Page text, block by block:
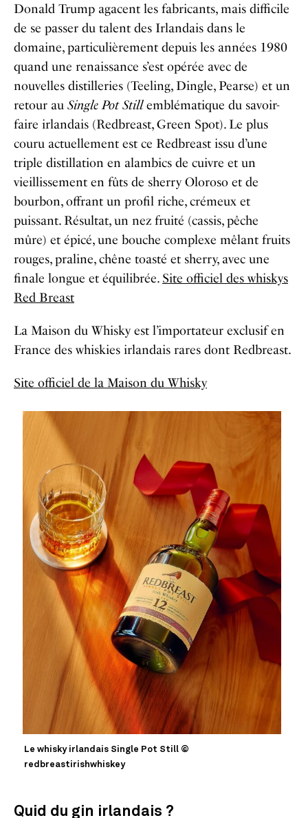
Donald Trump agacent les fabricants, mais difficile
de se passer du talent des Irlandais dans le
domaine, particulièrement depuis les années 1980
quand une renaissance s’est opérée avec de
nouvelles distilleries (Teeling, Dingle, Pearse) et un
retour au Single Pot Stillemblématique du savoir-
faire irlandais (Redbreast, Green Spot). Le plus
couru actuellement est ce Redbreast issu d’une
triple distillation en alambics de cuivre et un
vieillissement en fûts de sherry Oloroso et de
bourbon, offrant un profil riche, crémeux et
puissant. Résultat, un nez fruité (cassis, pêche
mûre) et épicé, une bouche complexe mêlant fruits
rouges, praline, chêne toasté et sherry, avec une
finale longue et équilibrée. Site officiel des whiskys
Red Breast
La Maison du Whisky est l’importateur exclusif en
France des whiskies irlandais rares dont Redbreast.
Site officiel de la Maison du Whisky
Le whisky irlandais Single Pot Still ©
redbreastirishwhiskey
Quid du gin irlandais ?